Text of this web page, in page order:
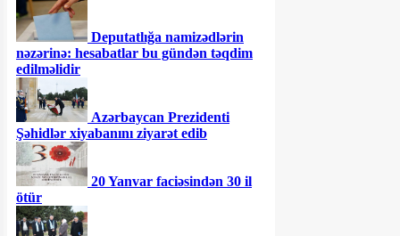
Deputatlığa namizədlərin
nəzərinə: hesabatlar bu gündən təqdim
edilməlidir
Azərbaycan Prezidenti
Şəhidlər xiyabanını ziyarət edib
20 Yanvar faciəsindən 30 il
ötür